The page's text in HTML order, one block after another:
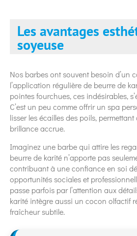
Les avantages
soyeuse
Nos barbes ont souvent besoin d’un
l’application régulière de beurre de
pointes fourchues, ces indésirables,
C’est un peu comme offrir un spa
lisser les écailles des poils,
brillance accrue.
Imaginez une barbe qui attire les
beurre de karité n’apporte pas
contribuant à une confiance en soi
opportunités sociales et
passe parfois par l’attention aux
karité intègre aussi un cocon olfactif
fraîcheur subtile.